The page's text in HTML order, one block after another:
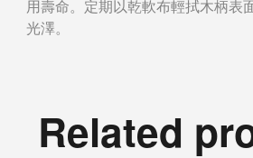
用壽命。定期以乾軟布輕拭木柄表
光澤。
Related